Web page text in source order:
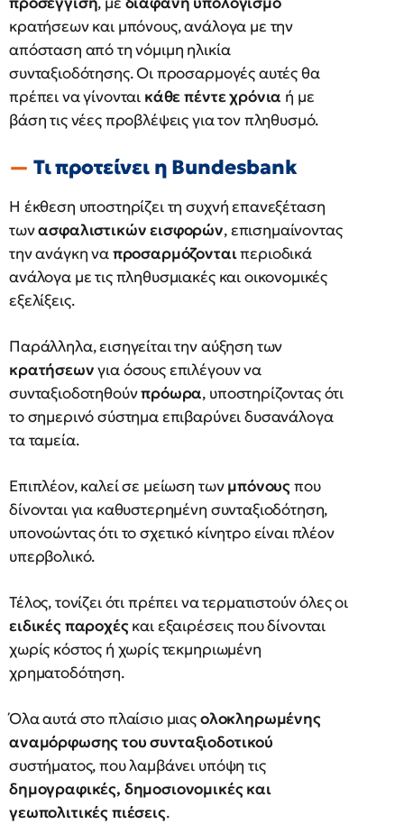
κρατήσεων και μπόνους, ανάλογα με την
απόσταση από τη νόμιμη ηλικία
συνταξιοδότησης. Οι προσαρμογές αυτές θα
πρέπει να γίνονται κάθε πέντε χρόνια ή με
βάση τις νέες προβλέψεις για τον πληθυσμό.
Τι προτείνει η Bundesbank
Η έκθεση υποστηρίζει τη συχνή επανεξέταση
τωνασφαλιστικών εισφορών, επισημαίνοντας
την ανάγκη ναπροσαρμόζονταιπεριοδικά
ανάλογα με τις πληθυσμιακές και οικονομικές
εξελίξεις.
Παράλληλα, εισηγείται την αύξηση των
κρατήσεωνγια όσους επιλέγουν να
συνταξιοδοτηθούνπρόωρα, υποστηρίζοντας ότι
το σημερινό σύστημα επιβαρύνει δυσανάλογα
τα ταμεία.
Επιπλέον, καλεί σε μείωση τωνμπόνουςπου
δίνονται για καθυστερημένη συνταξιοδότηση,
υπονοώντας ότι το σχετικό κίνητρο είναι πλέον
υπερβολικό.
Τέλος, τονίζει ότι πρέπει να τερματιστούν όλες οι
ειδικές παροχέςκαι εξαιρέσεις που δίνονται
χωρίς κόστος ή χωρίς τεκμηριωμένη
χρηματοδότηση.
Όλα αυτά στο πλαίσιο μιαςολοκληρωμένης
αναμόρφωσης του συνταξιοδοτικού
συστήματος, που λαμβάνει υπόψη τις
δημογραφικές, δημοσιονομικές και
γεωπολιτικές πιέσεις.